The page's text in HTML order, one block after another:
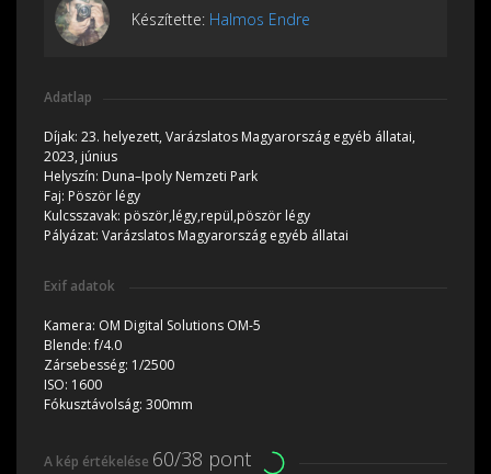
Készítette: Halmos Endre
Adatlap
Díjak: 23. helyezett, Varázslatos Magyarország egyéb állatai,
2023, június
Helyszín: Duna–Ipoly Nemzeti Park
Faj: Pöször légy
Kulcsszavak: pöször,légy,repül,pöször légy
Pályázat: Varázslatos Magyarország egyéb állatai
Exif adatok
Kamera: OM Digital Solutions OM-5
Blende:f/4.0
Zársebesség: 1/2500
ISO: 1600
Fókusztávolság: 300mm
A kép értékelése 60/38 pont